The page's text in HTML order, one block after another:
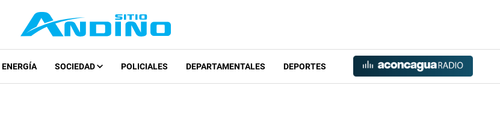
ENERGÍA SOCIEDAD POLICIALES DEPARTAMENTALES DEPORTES